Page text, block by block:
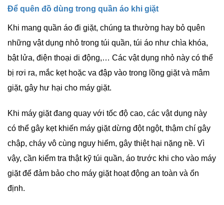
Để quên đồ dùng trong quần áo khi giặt
Khi mang quần áo đi giặt, chúng ta thường hay bỏ quên
những vật dụng nhỏ trong túi quần, túi áo như chìa khóa,
bật lửa, điện thoại di động,… Các vật dụng nhỏ này có thể
bị rơi ra, mắc kẹt hoặc va đập vào trong lồng giặt và mâm
giặt, gây hư hại cho máy giặt.
Khi máy giặt đang quay với tốc độ cao, các vật dụng này
có thể gây kẹt khiến máy giặt dừng đột ngột, thậm chí gây
chập, cháy vô cùng nguy hiểm, gây thiệt hại nặng nề. Vì
vậy, cần kiểm tra thật kỹ túi quần, áo trước khi cho vào máy
giặt để đảm bảo cho máy giặt hoạt động an toàn và ổn
định.